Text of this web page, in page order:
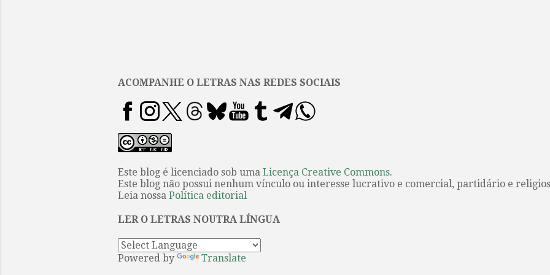
ACOMPANHE O LETRAS NAS REDES SOCIAIS
Este blog é licenciado sob uma Licença Creative Commons.
Este blog não possui nenhum vínculo ou interesse lucrativo e comercial, partidário e
Leia nossa Política editorial
LER O LETRAS NOUTRA LÍNGUA
Powered by Translate